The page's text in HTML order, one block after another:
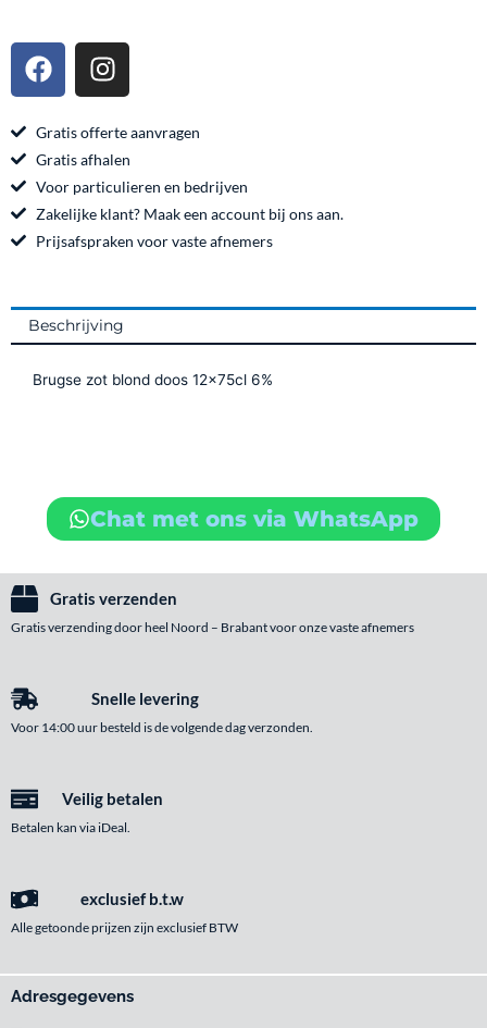
F
a
e
b
o
o
k
I
n
t
a
g
r
a
Gratis offerte aanvragen
Gratis afhalen
Voor particulieren en bedrijven
Zakelijke klant? Maak een account bij ons aan.
Prijsafspraken voor vaste afnemers
Beschrijving
Brugse zot blond doos 12x75cl 6%
Chat met ons via WhatsApp
Gratis verzenden
Gratis verzending door heel Noord – Brabant voor onze vaste afnemers
Snelle levering
Voor 14:00 uur besteld is de volgende dag verzonden.
Veilig betalen
Betalen kan via iDeal.
exclusief b.t.w
Alle getoonde prijzen zijn exclusief BTW
Adresgegevens